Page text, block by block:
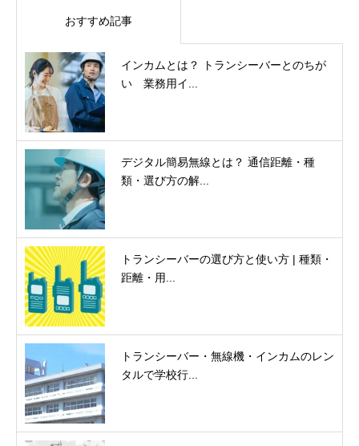
おすすめ記事
インカムとは？ トランシーバーとのちが
い 業務用イ...
デジタル簡易無線とは？ 通信距離・種
類・選び方の解...
トランシーバーの選び方と使い方 | 種類・
距離・用...
トランシーバー・無線機・インカムのレン
タルで学校行...